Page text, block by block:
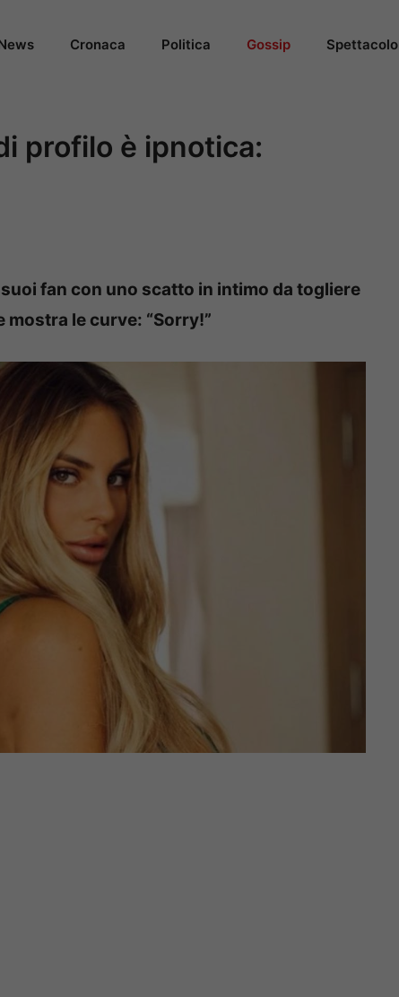
Cronaca Politica Gossip Spettacolo
profilo è ipnotica:
fan con uno scatto in intimo da togliere
le curve: “Sorry!”